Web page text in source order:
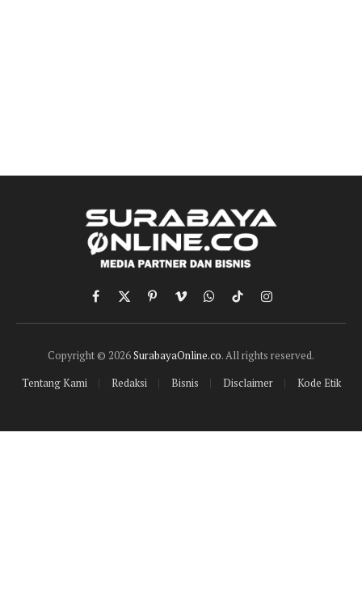
Facebook
X
(Twitter)
PinterestVimeoWhatsApp
TikTokInstagram
Copyright © 2026SurabayaOnline.co. All rights reserved.
Tentang Kami
Redaksi Bisnis Disclaimer Kode Etik